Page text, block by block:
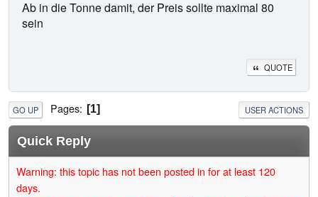
Ab in die Tonne damit, der Preis sollte maximal 80
sein
QUOTE
GO UP Pages 1 USER ACTIONS
Quick Reply
Warning: this topic has not been posted in for at least 120
days.